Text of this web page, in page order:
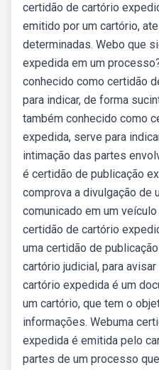
certidão de cartório
emitido por um cartório,
determinadas. Webo que
expedida em um
conhecido como certidão
para indicar, de forma
também conhecido como
expedida, serve para
intimação das partes
é certidão de publicação
comprova a divulgação de
comunicado em um
certidão de cartório
uma certidão de
cartório judicial, para
cartório expedida é um
um cartório, que tem o
informações. Webuma
expedida é emitida pelo
partes de um processo